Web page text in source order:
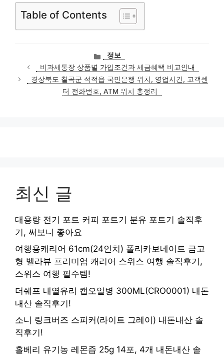
Table of Contents
카
테
고
리
정보
비과세통장 상품별 가입조건과 세금혜택 비교안내
경상북도 칠곡군 석적읍 국민은행 위치, 영업시간, 고객센
터 전화번호, ATM 위치 총정리
최신 글
대용량 전기 포트 커피 포트기 분유 포트기 솔직후
기, 써보니 좋아요
여행용캐리어 61cm(24인치) 폴리카보네이트 금고
형 벨라뷰 프리미엄 캐리어 스위스 여행 솔직후기,
스위스 여행 필수템!
더쉐프 내열유리 캡오일병 300ML(CRO0001) 내돈
내산 솔직후기!
소니 링크버즈 스피커(라이트 그레이) 내돈내산 솔
직후기!
홀베리 유기농 레몬즙 25g 14포, 4개 내돈내산 솔